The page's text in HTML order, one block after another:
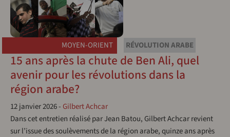
MOYEN-ORIENT RÉVOLUTION ARABE
15 ans après la chute de Ben Ali, quel
avenir pour les révolutions dans la
région arabe?
12 janvier 2026- Gilbert Achcar
Dans cet entretien réalisé par Jean Batou, Gilbert Achcar revient
sur l’issue des soulèvements de la région arabe, quinze ans après